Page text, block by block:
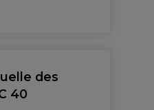
des
40